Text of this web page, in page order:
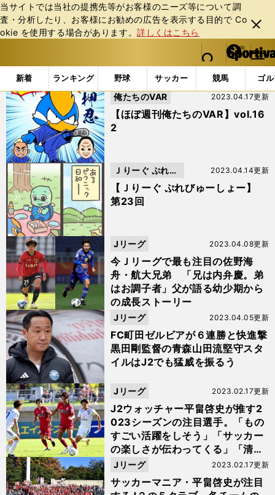
当サイトでは当社の提携先等がお客様のニーズ等について調
査・分析したり、お客様にお勧めの広告を表⽰する⽬的で Co
okie を使⽤する場合があります。詳しくはこちら
閉じ
る
web Sportiva (webスポルティーバ)
検索
マイペ
ー
ジ
メニュ
新着 ランキング 野球 サッカー 競馬 ゴ
b
ス
ポ
ル
テ
ィ
ー
バ
「#FC町田ゼルビア」の最新ニュース・ 情報 (4ページ目)
【ほぼ週刊俺たちのVAR】vol.16
2
2023.04.17更新
俺たちのVAR
【Ｊりーぐ ぷれびゅーしょー】
第23回
2023.04.14更新
Ｊりーぐ ぷれび
ゅーしょー
今Ｊリーグで最も注目の佐野海
舟・航大兄弟 「兄は内弁慶。弟
はお調子者」父が語る幼少期から
の成長ストーリー
2023.04.08更新
Jリーグ
FC町田ゼルビアが６連勝と快進撃
黒田剛監督の青森山田流堅守スタ
イルはJ2でも猛威を振るう
2023.04.05更新
Jリーグ
J2ウォッチャー平畠啓史が推す2
023シーズンの注目選手。「もの
すごい活躍をしそう」「サッカー
の楽しさが伝わってくる」「清水
のモドリッチ」ら７人
2023.02.17更新
Jリーグ
サッカーマニア・平畠啓史が注目
2023.02.17更新
Jリーグ